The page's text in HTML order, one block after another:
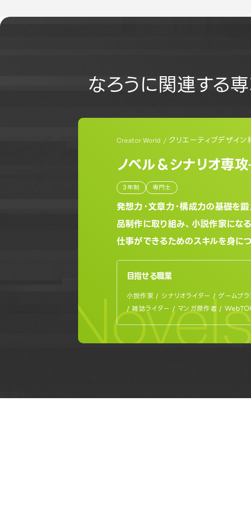
なろうに関連する
Creator World / クリエーティブデザイン
ノベル＆シナリオ専攻
3年制 専門士
発想力・文章力・構成力の基礎を
品制作に取り組み、小説作家にな
仕事ができるためのスキルを身につ
目指せる職業
小説作家 / シナリオライター / ゲームプ
/ 雑誌ライター / マンガ原作者 /